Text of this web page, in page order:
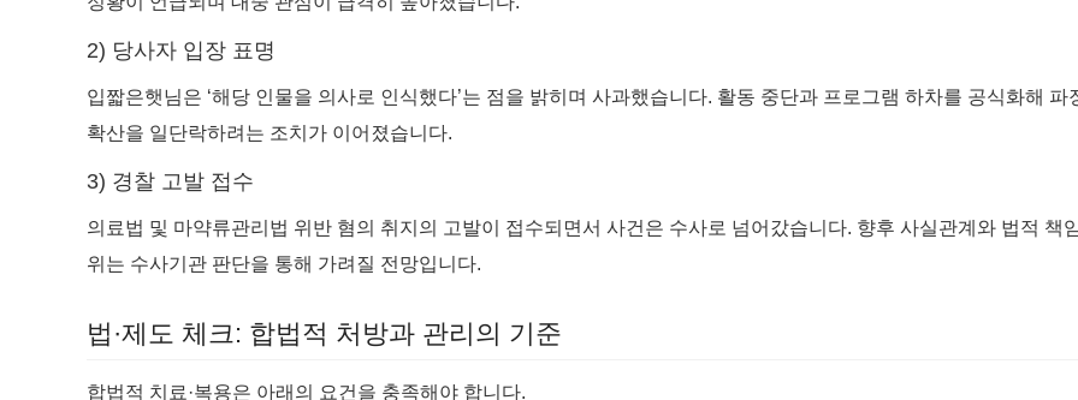
2) 당사자 입장 표명
입짧은햇님은 ‘해당 인물을 의사로 인식했다’는 점을 밝히며 사과했습니다. 활동 중단과 프로그램 하차를 공식화해 파
확산을 일단락하려는 조치가 이어졌습니다.
3) 경찰 고발 접수
의료법 및 마약류관리법 위반 혐의 취지의 고발이 접수되면서 사건은 수사로 넘어갔습니다. 향후 사실관계와 법적 책
위는 수사기관 판단을 통해 가려질 전망입니다.
법·제도 체크: 합법적 처방과 관리의 기준
합법적 치료·복용은 아래의 요건을 충족해야 합니다.